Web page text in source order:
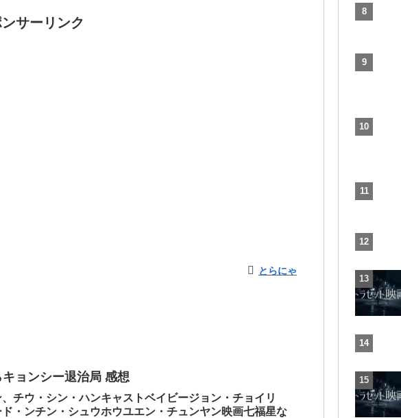
サーリンク
とらにゃ
ョンシー退治局 感想
チウ・シン・ハンキャストベイビージョン・チョイリ
・ンチン・シュウホウユエン・チュンヤン映画七福星な